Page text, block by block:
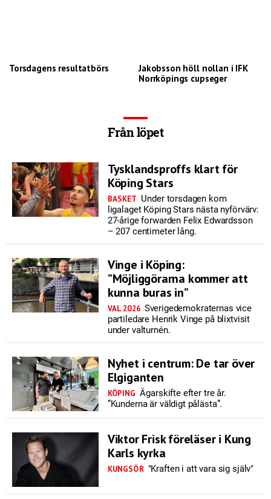
Torsdagens resultatbörs
Jakobsson höll nollan i IFK
Norrköpings cupseger
Från löpet
Tysklandsproffs klart för
Köping Stars
BASKET Under torsdagen kom
ligalaget Köping Stars nästa nyförvärv:
27-årige forwarden Felix Edwardsson
– 207 centimeter lång.
Vinge i Köping:
”Möjliggörarna kommer att
kunna buras in”
VAL 2026 Sverigedemokraternas vice
partiledare Henrik Vinge på blixtvisit
under valturnén.
Nyhet i centrum: De tar över
Elgiganten
KÖPING Ägarskifte efter tre år.
”Kunderna är väldigt pålästa”.
Viktor Frisk föreläser i Kung
Karls kyrka
KUNGSÖR "Kraften i att vara sig själv"